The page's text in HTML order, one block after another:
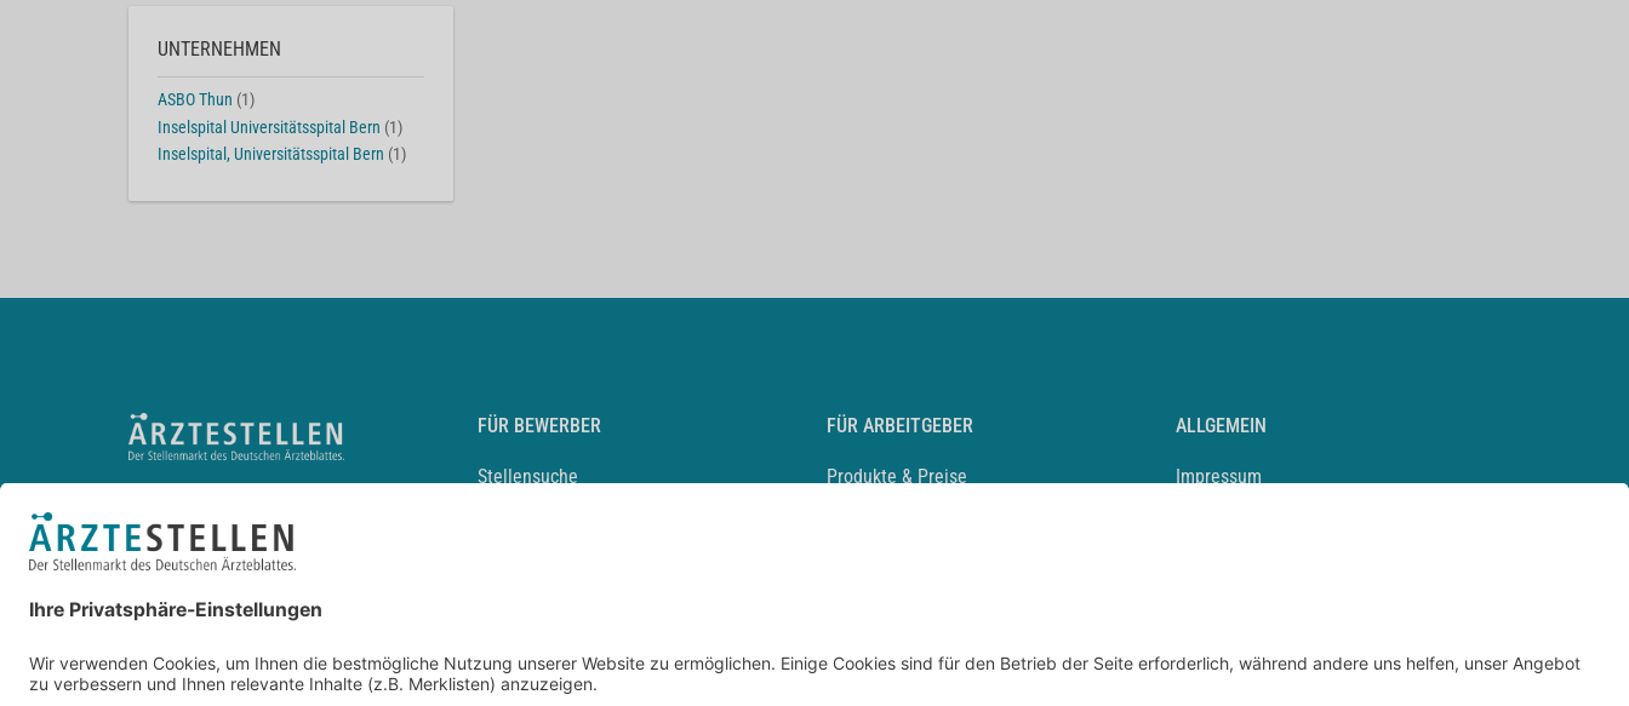
UNTERNEHMEN
ASBO Thun (1)
Inselspital Universitätsspital Bern (1)
Inselspital, Universitätsspital Bern (1)
FÜR BEWERBER
Stellensuche
Durchsuchen Sie den Stellenkatalog
FÜR ARBEITGEBER
Produkte & Preise
ALLGEMEIN
Impressum